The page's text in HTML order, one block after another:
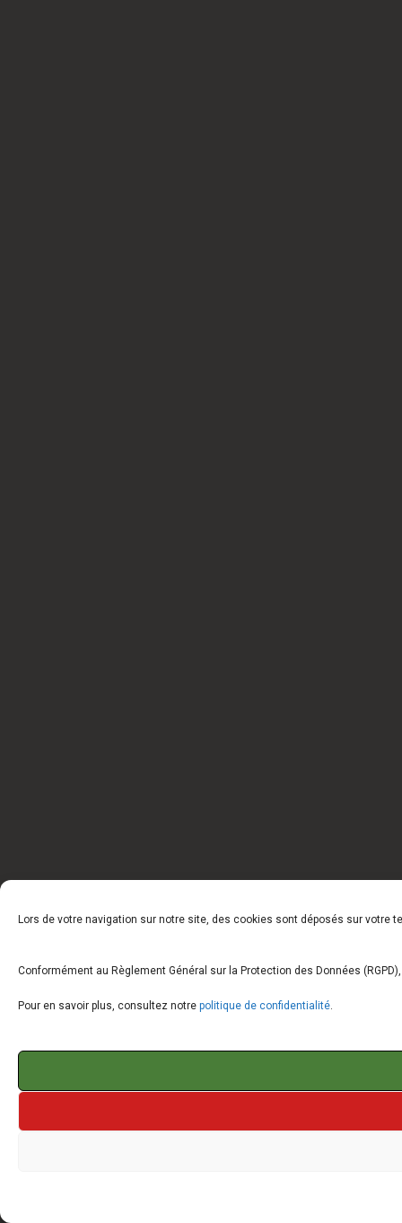
Lors de votre navigation sur notre site, des cookies sont déposés sur votre
Conformément au Règlement Général sur la Protection des Données
Pour en savoir plus, consultez notre politique de confidentialité.